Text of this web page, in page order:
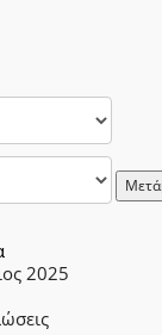
2025